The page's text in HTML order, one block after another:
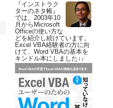
『インストラク
ターのネタ帳』
では、2003年10
月からMicrosoft
Officeの使い方な
どを紹介し続けています。
Excel VBA経験者の方に向
けて、Word VBAの基本を
キンドル本にしました↓↓